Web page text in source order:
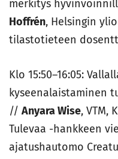
merkitys
Hoffrén, Helsingin
tilastotieteen
Klo 15:50–16:05:
kyseenalaistaminen
// Anyara Wise, VTM,
Tulevaa -hankkeen
ajatushautomo